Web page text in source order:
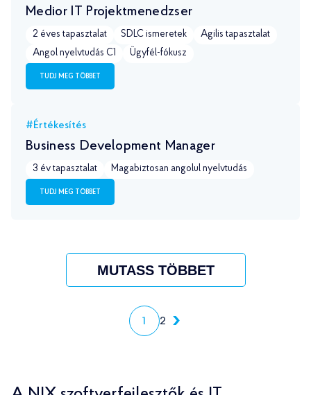
Medior IT Projektmenedzser
2 éves tapasztalat SDLC ismeretek
Agilis tapasztalat
Angol nyelvtudás С1
Ügyfél-fókusz
TUDJ MEG TÖBBET
#Értékesítés
Business Development Manager
3 év tapasztalat Magabiztosan angolul nyelvtudás
TUDJ MEG TÖBBET
MUTASS TÖBBET
1 2